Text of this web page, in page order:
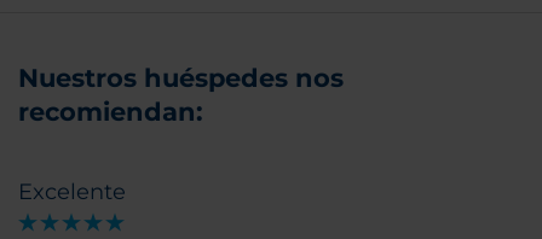
Nuestros huéspedes nos
recomiendan:
Excelente